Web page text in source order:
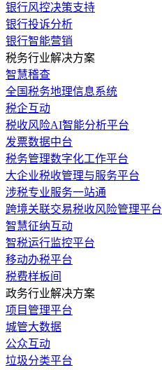
银行风控决策支持
银行投诉分析
银行智能营销
税务行业解决方案
智慧稽查
全国税务地理信息系统
税企互动
税收风险AI智能分析平台
发票数据中台
税务管理数字化工作平台
大企业税收管理与服务平台
涉税专业服务一站通
跨境关联交易税收风险管理平台
智慧征纳互动
智税运行监控平台
移动办税平台
税费样板间
政务行业解决方案
​项目管理平台
城管大数据
公众互动
垃圾分类平台